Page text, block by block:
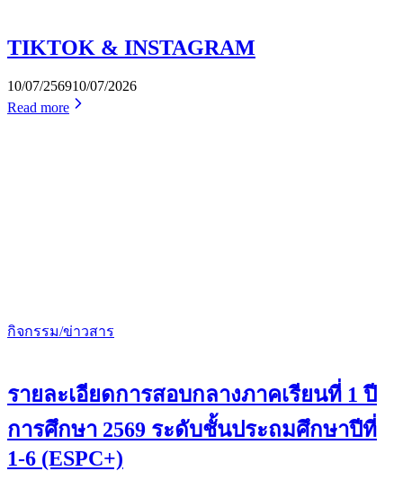
TIKTOK & INSTAGRAM
10/07/256910/07/2026
Read more
กิจกรรม/ข่าวสาร
รายละเอียดการสอบกลางภาคเรียนที่ 1 ปี
การศึกษา 2569 ระดับชั้นประถมศึกษาปีที่
1-6 (ESPC+)